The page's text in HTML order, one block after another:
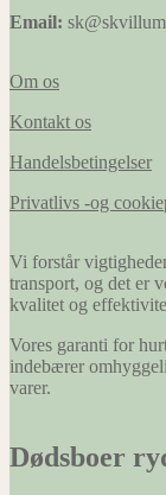
Email:
Om os
Kontakt os
Handelsbetingelser
Privatlivs -og
Vi forstår
transport, og det er
kvalitet og
Vores garanti for
indebærer
varer.
Dødsboer